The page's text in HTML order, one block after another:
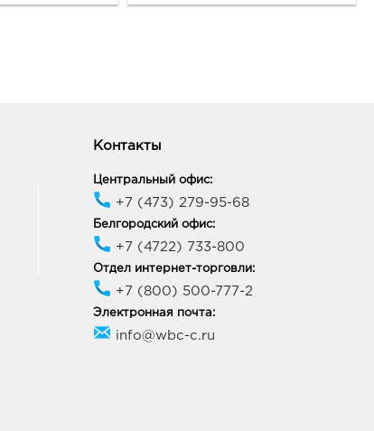
20: 343.0 руб.
кт Дружбы, д. 9А
9:00 - 21:00
55: 343.0 руб.
обл, г Курск,
10:00 - 22:00
Контакты
Центральный офис:
+7 (473) 279-95-68
Белгородский офис:
+7 (4722) 733-800
Отдел интернет-торговли:
+7 (800) 500-777-2
Электронная почта:
info@wbc-c.ru